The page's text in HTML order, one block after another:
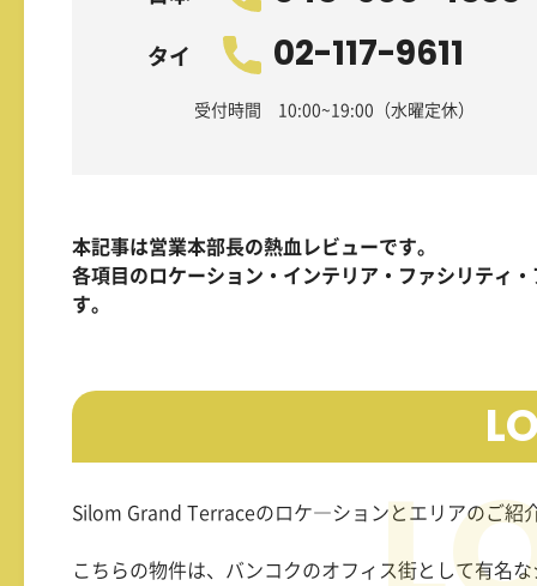
タイ 02-117-9611
受付時間 10:00~19:00（水曜定休）
本記事は営業本部長の熱血レビューです。
各項目のロケーション・インテリア・ファシリティ
す。
Silom Grand Terraceのロケ―ションとエリアのご紹
こちらの物件は、バンコクのオフィス街として有名